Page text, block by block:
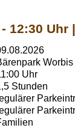
- 12:30
Worbis
Uhr
Stunden